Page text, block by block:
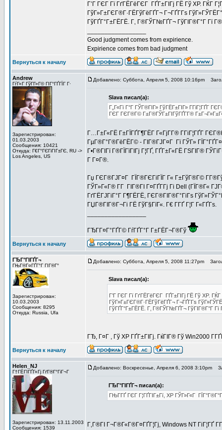
Г’Г ГЄГ Гї ГґГЁГёГЄГ ГҐГ±ГІГј ГЁ Гў XP. ГЌГ
ГўГ»Г±ГЄГ®Г·ГЁГўГёГҐГ¬ Г¬ГҐГ­Гѕ
ГўГҐГ°Г±ГЁГЁ. Г‚ Г®ГЎГ№ГҐГ¬ ГўГІГ®Г°Г Гї
Good judgment comes from expirience.
Expirience comes from bad judgment
Вернуться к началу
Andrew
ГѓГ«Г ГўГ­Г»Г© ГІГ°ГҐГЇГ Г·
Зарегистрирован:
01.03.2003
Сообщения: 10421
Откуда: Г€Г°ГЄГіГІГ±ГЄ, RU ->
Los Angeles, US
Добавлено: Суббота, Апреля 5, 2008 10:16pm
Slava писал(а):
Г„Г«Гї Г°Г ГЎГ®ГІГ» ГўГЁГ±ГІГ» Г­ГіГ¦ГҐГ­
ГЄГ ГЄГ®Г© Г±Г®ГЎГ±ГІГўГҐГ­Г®
Г…Г±Г«ГЁ Г±ГЇГҐГ¶ГЁГ Г«ГјГ­Г® Г­ГіГ¦ГҐГ­
ГµГ®Г°Г®ГёГЁГ© - ГІГ®ГЈГ¤Г Гї ГЎГ»
Г•Г®ГІГї Г®ГЇГїГІГј Г¦ГҐ, ГҐГ±Г«ГЁ ГЅГІГ®
Г Г¤Г®.
Гџ ГЄГ®ГЈГ¤Г ГЇГ®ГЄГіГЇГ Г« Г±ГўГ®Г©
ГЎГ»Г«Г® Г­Г ГІГ®ГІ Г¤ГҐГ­Гј Гі Dell (ГЇГ®Г«
ГґГЁГЈГіГ°Г Г¶ГЁГЁ, ГЄГ®ГІГ®Г°ГіГѕ
ГЏГ®ГІГ®Г¬Гі ГЁ ГўГ§ГїГ«. Г€ Г­ГҐ Г¦Г Г«ГҐГѕ.
ГЂГ­Г¤Г°ГҐГ© ГѓГҐГ°Г Г±ГЁГ¬Г®Гў
Вернуться к началу
ГЂГ°ГІГҐГ¬
ГЊГ®Г¤ГҐГ°Г ГІГ®Г°
Зарегистрирован:
10.03.2003
Сообщения: 8295
Откуда: Russia, Ufa
Добавлено: Суббота, Апреля 5, 2008 11:27pm
Slava писал(а):
Г’Г ГЄГ Гї ГґГЁГёГЄГ ГҐГ±ГІГј ГЁ Гў XP.
ГўГ»Г±ГЄГ®Г·ГЁГўГёГҐГ¬ Г¬ГҐГ­Гѕ
ГўГҐГ°Г±ГЁГЁ. Г‚ Г®ГЎГ№ГҐГ¬ ГўГІГ®Г°Г Гї
ГЂ, Г¤Г , Гў XP ГҐГ±ГІГј. ГќГІГ® Гў Win2000
Вернуться к началу
Helen_NJ
Г†ГЁГІГҐГ«Гј ГґГ®Г°ГіГ¬Г
Зарегистрирован: 13.11.2003
Сообщения: 1539
Добавлено: Воскресенье, Апреля 6, 2008 3:10pm
ГЂГ°ГІГҐГ¬ писал(а):
ГЊГ­ГҐ ГЄГ Г¦ГҐГІГ±Гї, XP ГЎГ»Г«Г
Г‚Г®ГІ Г¬Г®Г«Г®Г¤ГҐГ¦Гј, Windows NT ГіГ¦ГҐ